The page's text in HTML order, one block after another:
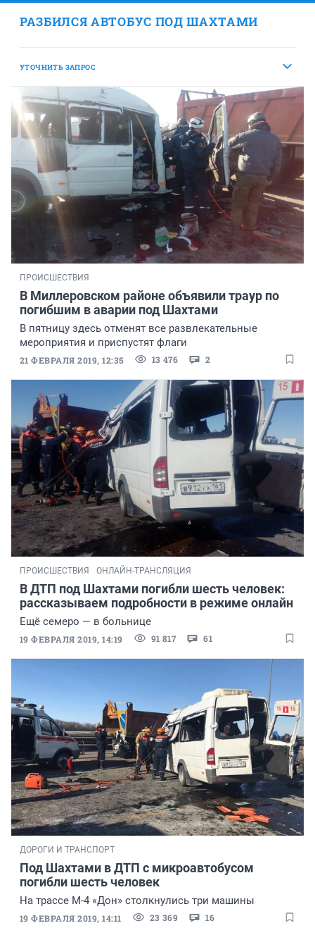
РАЗБИЛСЯ АВТОБУС ПОД ШАХТАМИ
УТОЧНИТЬ ЗАПРОС
ПРОИСШЕСТВИЯ
В Миллеровском районе объявили траур по
погибшим в аварии под Шахтами
В пятницу здесь отменят все развлекательные
мероприятия и приспустят флаги
21 ФЕВРАЛЯ 2019, 12:35 13 476 2
ПРОИСШЕСТВИЯ ОНЛАЙН-ТРАНСЛЯЦИЯ
В ДТП под Шахтами погибли шесть человек:
рассказываем подробности в режиме онлайн
Ещё семеро — в больнице
19 ФЕВРАЛЯ 2019, 14:19 91 817 61
ДОРОГИ И ТРАНСПОРТ
Под Шахтами в ДТП с микроавтобусом
погибли шесть человек
На трассе М-4 «Дон» столкнулись три машины
19 ФЕВРАЛЯ 2019, 14:11 23 369 16